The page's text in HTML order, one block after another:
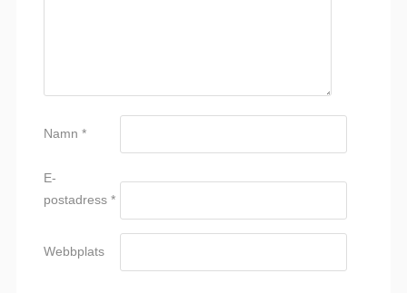
Namn *
E-
postadress *
Webbplats